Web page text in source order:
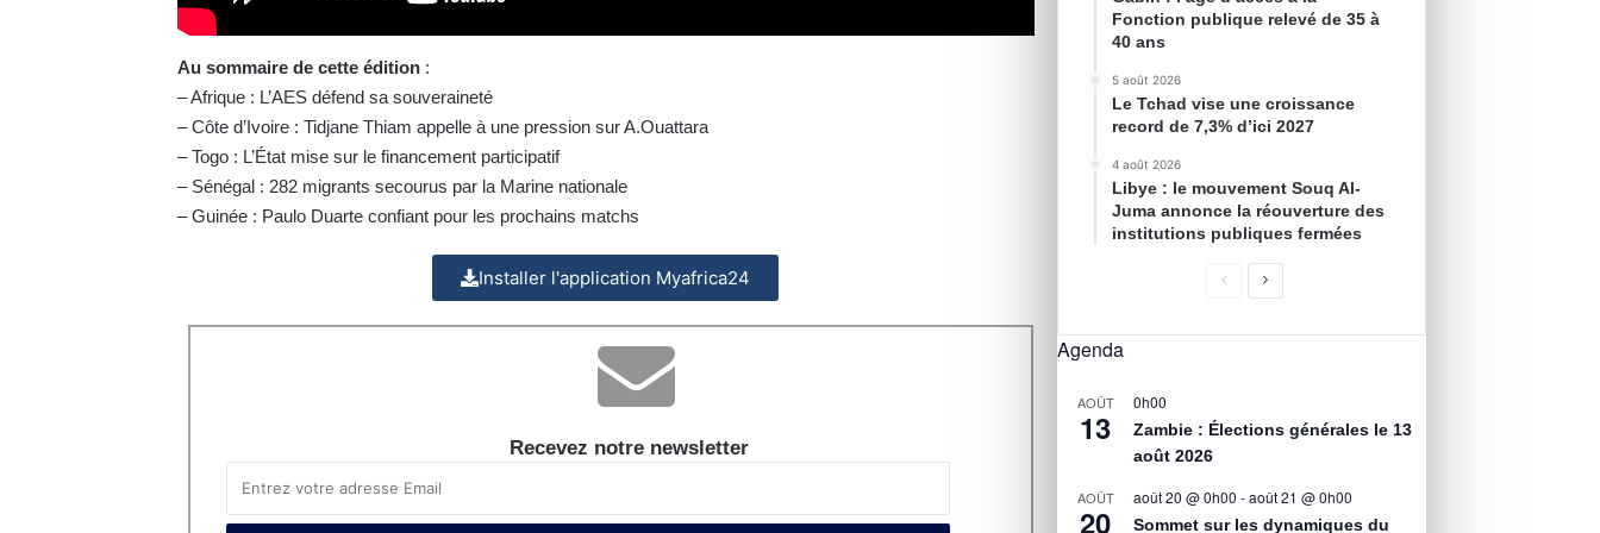
Au sommaire de cette édition:
– Afrique : L’AES défend sa souveraineté
– Côte d’Ivoire : Tidjane Thiam appelle à une pression sur A.Ouattara
– Togo : L’État mise sur le financement participatif
– Sénégal : 282 migrants secourus par la Marine nationale
– Guinée : Paulo Duarte confiant pour les prochains matchs
Installer l'application Myafrica24
Recevez notre newsletter
Fonction publique relevé de 35 à
40 ans
5 août 2026
Le Tchad vise une croissance
record de 7,3% d’ici 2027
4 août 2026
Libye : le mouvement Souq Al-
Juma annonce la réouverture des
institutions publiques fermées
Agenda
AOÛT
13
0h00
Zambie : Élections générales le 13
août 2026
AOÛT
20
août 20 @ 0h00 -août 21 @ 0h00
Sommet sur les dynamiques du